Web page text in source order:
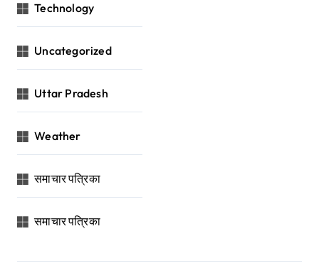
Technology
Uncategorized
Uttar Pradesh
Weather
समाचार पत्रिका
समाचार पत्रिका